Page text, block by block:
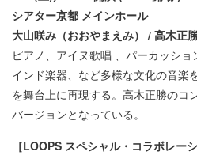
シアター京都 メインホール
大山咲み（おおやまえみ） / 高木正
ピアノ、アイヌ歌唱 、パーカッショ
インド楽器、など多様な文化の音楽
を舞台上に再現する。高木正勝のコ
バージョンとなっている。
［LOOPS スペシャル・コラボレー